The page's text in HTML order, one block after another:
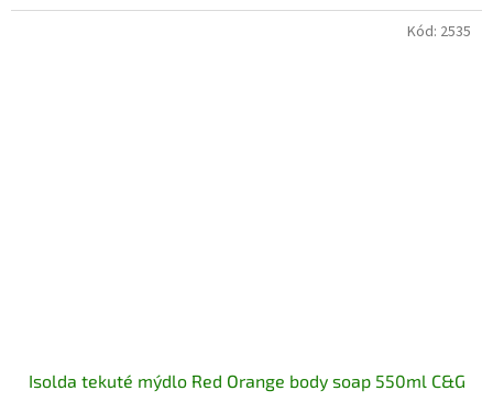
Isolda tekuté mýdlo Red Orange body soap 550ml C&G
Kód: 2535